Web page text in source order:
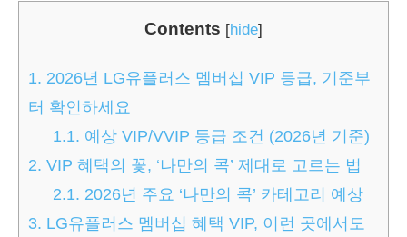
Contents [hide]
1. 2026년 LG유플러스 멤버십 VIP 등급, 기준부
터 확인하세요
1.1. 예상 VIP/VVIP 등급 조건 (2026년 기준)
2. VIP 혜택의 꽃, ‘나만의 콕’ 제대로 고르는 법
2.1. 2026년 주요 ‘나만의 콕’ 카테고리 예상
3. LG유플러스 멤버십 혜택 VIP, 이런 곳에서도